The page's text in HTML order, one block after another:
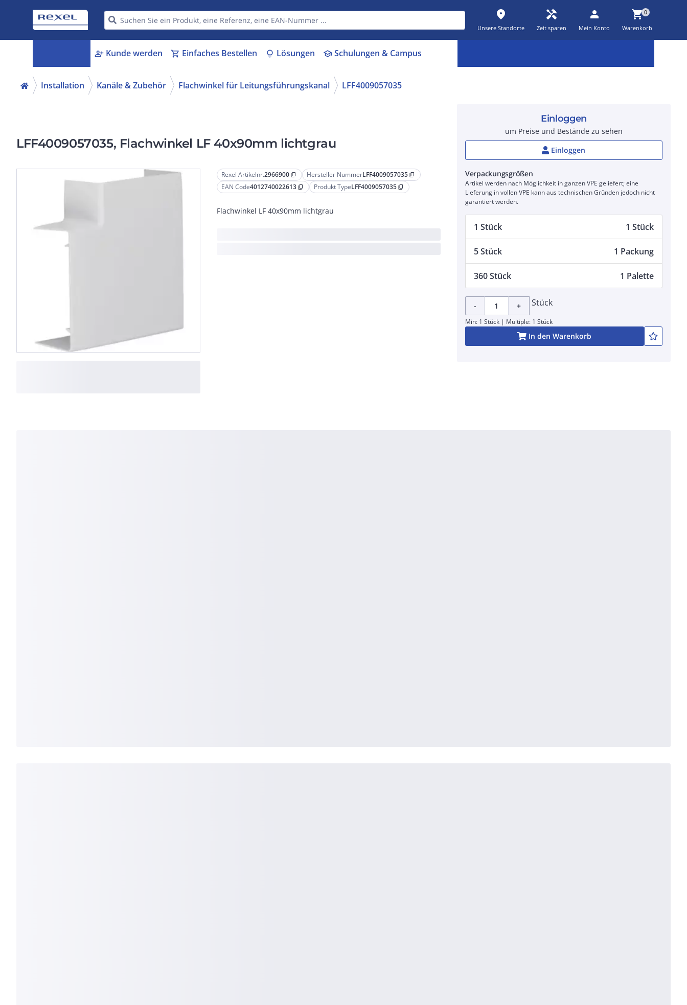
place
Unsere Standorte
handyman
Zeit sparen
person
Mein Konto
shopping_cart0
Warenkorb
person_add Kunde werden shopping_cart Einfaches Bestellen lightbulb Lösungen schoolSchulungen & Campus
Installation Kanäle & Zubehör Flachwinkel für Leitungsführungskanal LFF4009057035
LFF4009057035, Flachwinkel LF 40x90mm lichtgrau
Rexel Artikelnr.2966900 content_copy Hersteller NummerLFF4009057035 content_copy
EAN Code4012740022613 content_copy Produkt TypeLFF4009057035 content_copy
Flachwinkel LF 40x90mm lichtgrau
Einloggen
um Preise und Bestände zu sehen
Einloggen
Verpackungsgrößen
Artikel werden nach Möglichkeit in ganzen VPE geliefert; eine
Lieferung in vollen VPE kann aus technischen Gründen jedoch nicht
garantiert werden.
1 Stück 1 Stück
5 Stück 1 Packung
360 Stück 1 Palette
- + Stück
Min: 1 Stück | Multiple: 1 Stück
In den Warenkorb